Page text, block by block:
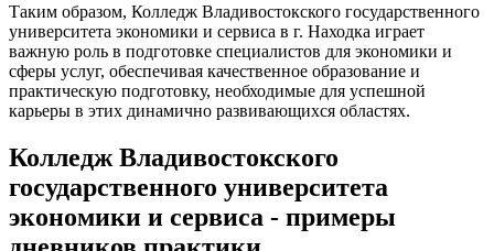
Таким образом, Колледж Владивостокского государственного
университета экономики и сервиса в г. Находка играет
важную роль в подготовке специалистов для экономики и
сферы услуг, обеспечивая качественное образование и
практическую подготовку, необходимые для успешной
карьеры в этих динамично развивающихся областях.
Колледж Владивостокского
государственного университета
экономики и сервиса - примеры